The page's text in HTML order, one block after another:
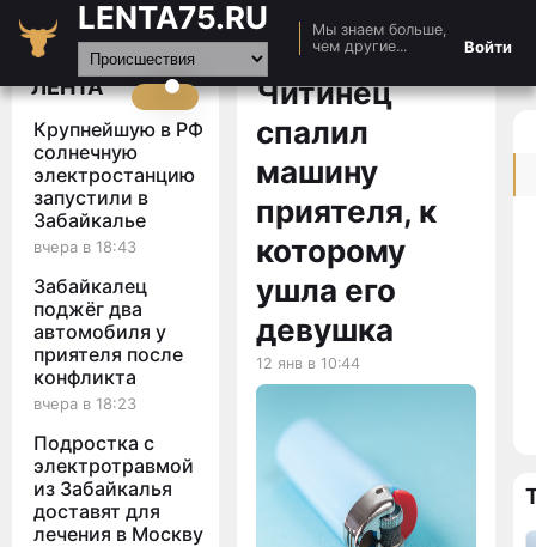
LENTA75.RU
Мы знаем больше,
чем другие...
Войти
Главная
Новости
Видео
Статьи
ЛЕНТА
Крупнейшую в РФ
солнечную
электростанцию
запустили в
Забайкалье
вчера в 18:43
Забайкалец
поджёг два
автомобиля у
приятеля после
конфликта
вчера в 18:23
Подростка с
электротравмой
из Забайкалья
доставят для
лечения в Москву
Читинец
спалил
машину
приятеля, к
которому
ушла его
девушка
12 янв в 10:44